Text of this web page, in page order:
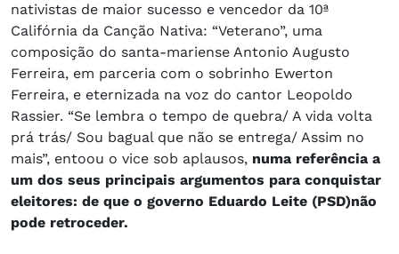
nativistas de maior sucesso e vencedor da 10ª
Califórnia da Canção Nativa: “Veterano”, uma
composição do santa-mariense Antonio Augusto
Ferreira, em parceria com o sobrinho Ewerton
Ferreira, e eternizada na voz do cantor Leopoldo
Rassier. “Se lembra o tempo de quebra/ A vida volta
prá trás/ Sou bagual que não se entrega/ Assim no
mais”, entoou o vice sob aplausos, numa referência a
um dos seus principais argumentos para conquistar
eleitores: de que o governo Eduardo Leite (PSD)não
pode retroceder.